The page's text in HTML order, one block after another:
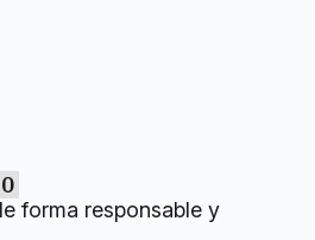
0
forma responsable y